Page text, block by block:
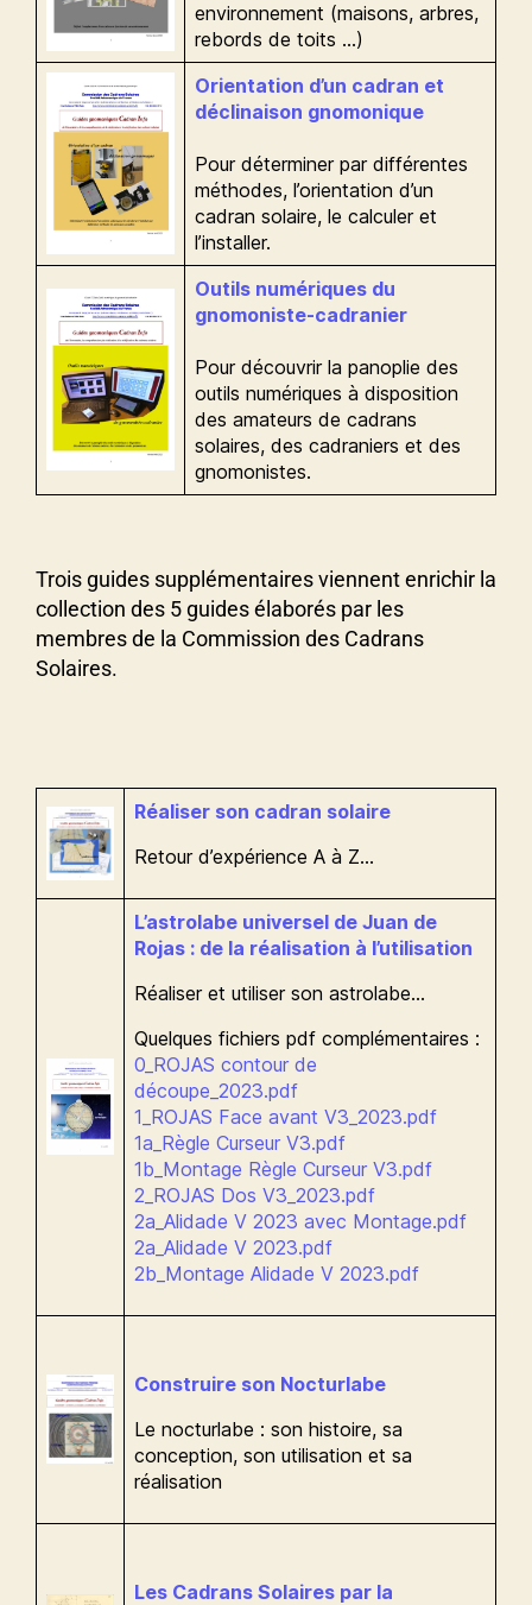
environnement (maisons, arbres,
rebords de toits …)
Orientation d’un cadran et
déclinaison gnomonique
Pour déterminer par différentes
méthodes, l’orientation d’un
cadran solaire, le calculer et
l’installer.
Outils numériques du
gnomoniste-cadranier
Pour découvrir la panoplie des
outils numériques à disposition
des amateurs de cadrans
solaires, des cadraniers et des
gnomonistes.
Trois guides supplémentaires viennent enrichir la
collection des 5 guides élaborés par les
membres de la Commission des Cadrans
Solaires.
Réaliser son cadran solaire
Retour d’expérience A à Z…
L’astrolabe universel de Juan de
Rojas : de la réalisation à l’utilisation
Réaliser et utiliser son astrolabe…
Quelques fichiers pdf complémentaires :
0_ROJAS contour de
découpe_2023.pdf
1_ROJAS Face avant V3_2023.pdf
1a_Règle Curseur V3.pdf
1b_Montage Règle Curseur V3.pdf
2_ROJAS Dos V3_2023.pdf
2a_Alidade V 2023 avec Montage.pdf
2a_Alidade V 2023.pdf
2b_Montage Alidade V 2023.pdf
Construire son Nocturlabe
Le nocturlabe : son histoire, sa
conception, son utilisation et sa
réalisation
Les Cadrans Solaires par la